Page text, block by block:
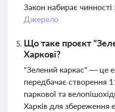
Закон набирає чинності
Джерело
Що таке проєкт
Харкові?
"Зелений каркас" — це
передбачає створення
паркової та
Харків для збереження